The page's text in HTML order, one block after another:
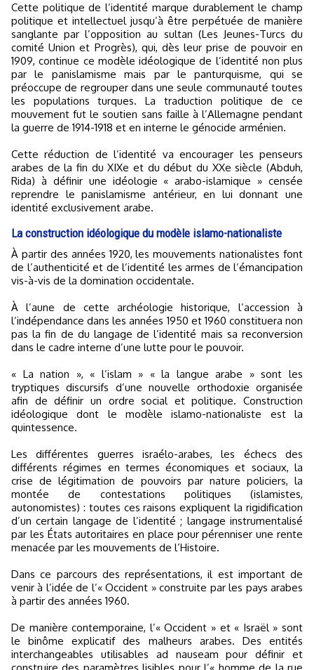
Cette politique de l’identité marque durablement le champ
politique et intellectuel jusqu’à être perpétuée de manière
sanglante par l’opposition au sultan (Les Jeunes-Turcs du
comité Union et Progrès), qui, dès leur prise de pouvoir en
1909, continue ce modèle idéologique de l’identité non plus
par le panislamisme mais par le panturquisme, qui se
préoccupe de regrouper dans une seule communauté toutes
les populations turques. La traduction politique de ce
mouvement fut le soutien sans faille à l’Allemagne pendant
la guerre de 1914-1918 et en interne le génocide arménien.
Cette réduction de l’identité va encourager les penseurs
arabes de la fin du XIXe et du début du XXe siècle (Abduh,
Rida) à définir une idéologie « arabo-islamique » censée
reprendre le panislamisme antérieur, en lui donnant une
identité exclusivement arabe.
La construction idéologique du modèle islamo-nationaliste
À partir des années 1920, les mouvements nationalistes font
de l’authenticité et de l’identité les armes de l’émancipation
vis-à-vis de la domination occidentale.
À l’aune de cette archéologie historique, l’accession à
l’indépendance dans les années 1950 et 1960 constituera non
pas la fin de du langage de l’identité mais sa reconversion
dans le cadre interne d’une lutte pour le pouvoir.
« La nation », « l’islam » « la langue arabe » sont les
tryptiques discursifs d’une nouvelle orthodoxie organisée
afin de définir un ordre social et politique. Construction
idéologique dont le modèle islamo-nationaliste est la
quintessence.
Les différentes guerres israélo-arabes, les échecs des
différents régimes en termes économiques et sociaux, la
crise de légitimation de pouvoirs par nature policiers, la
montée de contestations politiques (islamistes,
autonomistes) : toutes ces raisons expliquent la rigidification
d’un certain langage de l’identité ; langage instrumentalisé
par les États autoritaires en place pour pérenniser une rente
menacée par les mouvements de l’Histoire.
Dans ce parcours des représentations, il est important de
venir à l’idée de l’« Occident » construite par les pays arabes
à partir des années 1960.
De manière contemporaine, l’« Occident » et « Israël » sont
le binôme explicatif des malheurs arabes. Des entités
interchangeables utilisables ad nauseam pour définir et